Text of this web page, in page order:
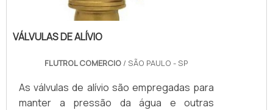
VÁLVULAS DE ALÍVIO
FLUTROL COMERCIO / SÃO PAULO - SP
As válvulas de alívio são empregadas para
manter a pressão da água e outras